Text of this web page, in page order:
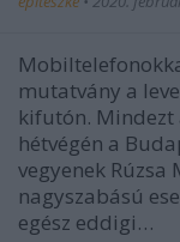
mutatvány a
kifutón. Mindezt
hétvégén a
vegyenek
nagyszabású
egész eddigi…